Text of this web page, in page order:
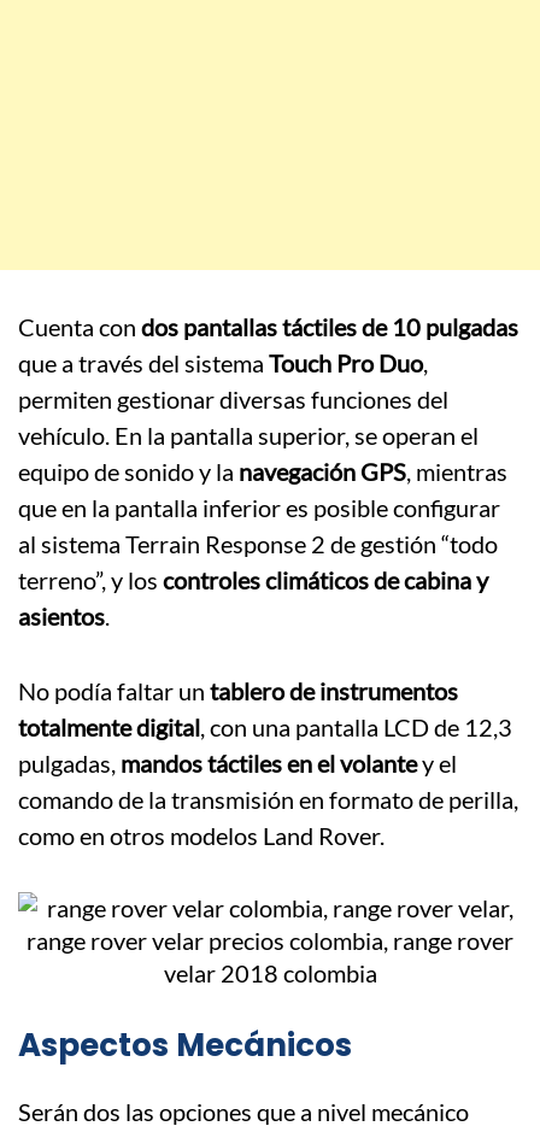
Cuenta con dos pantallas táctiles de 10 pulgadas
que a través del sistema Touch Pro Duo,
permiten gestionar diversas funciones del
vehículo. En la pantalla superior, se operan el
equipo de sonido y la navegación GPS, mientras
que en la pantalla inferior es posible configurar
al sistema Terrain Response 2 de gestión “todo
terreno”, y los controles climáticos de cabina y
asientos.
No podía faltar un tablero de instrumentos
totalmente digital, con una pantalla LCD de 12,3
pulgadas, mandos táctiles en el volantey el
comando de la transmisión en formato de perilla,
como en otros modelos Land Rover.
Aspectos Mecánicos
Serán dos las opciones que a nivel mecánico